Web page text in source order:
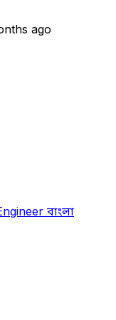
ago
বাংলা